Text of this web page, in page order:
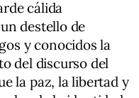
cálida
destello de
y conocidos la
del discurso del
la paz, la libertad y